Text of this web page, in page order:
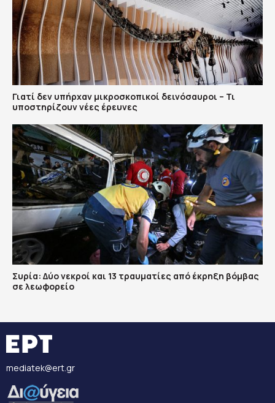
Γιατί δεν υπήρχαν μικροσκοπικοί δεινόσαυροι – Τι
υποστηρίζουν νέες έρευνες
Συρία: Δύο νεκροί και 13 τραυματίες από έκρηξη βόμβας
σε λεωφορείο
mediatek@ert.gr